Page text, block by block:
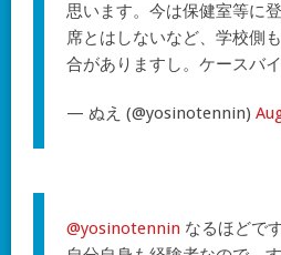
思います。今は保健室等に
席とはしないなど、学校側
合がありますし。ケースバ
— ぬえ (@yosinotennin)
@yosinotennin なるほどです